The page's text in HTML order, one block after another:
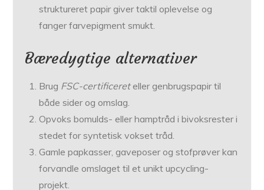
struktureret papir giver taktil oplevelse og
fanger farvepigment smukt.
Bæredygtige alternativer
Brug FSC-certificereteller genbrugspapir til
både sider og omslag.
Opvoks bomulds- eller hamptråd i bivoksrester i
stedet for syntetisk vokset tråd.
Gamle papkasser, gaveposer og stofprøver kan
forvandle omslaget til et unikt upcycling-
projekt.